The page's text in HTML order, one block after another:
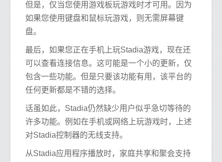
但是，仅当您使用游戏板玩游戏时才可用。因为
如果您使用键盘和鼠标玩游戏，则无需屏幕键
盘。
最后，如果您正在手机上玩Stadia游戏，现在还
可以查看连接信息。这可能是一个小的更新，仅
包含一些功能。但是只要该功能有用，该平台的
任何更新都是不错的选择。
话虽如此，Stadia仍然缺少用户似乎急切等待的
许多功能。例如在手机或网络上玩游戏时，上述
对Stadia控制器的无线支持。
从Stadia应用程序播放时，家庭共享和聚会支持